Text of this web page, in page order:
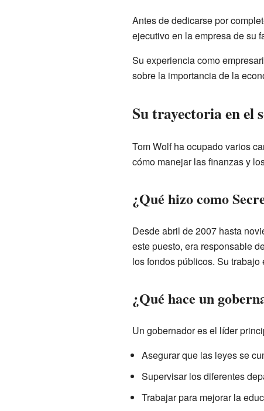
Antes de dedicarse por
ejecutivo en la empresa de su
Su experiencia como
sobre la importancia de la
Su trayectoria en el
Tom Wolf ha ocupado varios
cómo manejar las finanzas y
¿Qué hizo como
Desde abril de 2007 hasta
este puesto, era responsable
los fondos públicos. Su
¿Qué hace un
Un gobernador es el líder
Asegurar que las leyes se
Supervisar los diferentes
Trabajar para mejorar la